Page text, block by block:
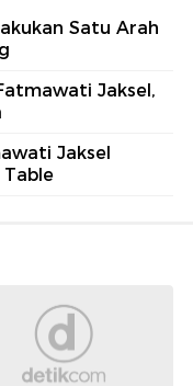
Satu Arah
Jaksel,
Jaksel